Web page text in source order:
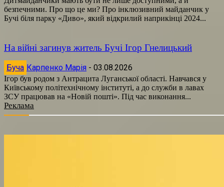
безпечними. Про що це ми? Про інклюзивний майданчик у
Бучі біля парку «Диво», який відкрилий наприкінці 2024...
На війні загинув житель Бучі Ігор Гнелицький
Буча Карпенко Марія - 03.08.2026
Ігор був родом з Антрацита Луганської області. Навчався у
Київському політехнічному інституті, а до служби в лавах
ЗСУ працював на «Новій пошті». Під час виконання...
Реклама